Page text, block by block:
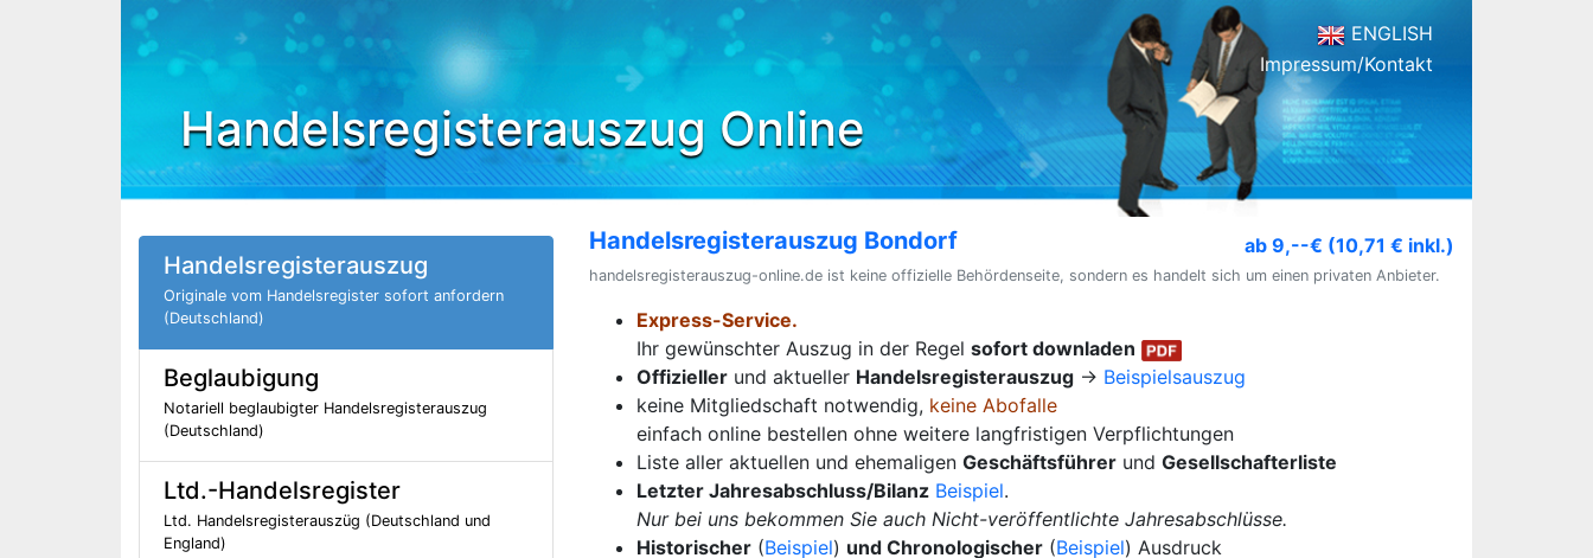
Handelsregisterauszug Online
ENGLISH
Impressum/Kontakt
Handelsregisterauszug
Originale vom Handelsregister sofort anfordern
(Deutschland)
Beglaubigung
Notariell beglaubigter Handelsregisterauszug
(Deutschland)
Ltd.-Handelsregister
Ltd. Handelsregisterauszüg (Deutschland und
England)
Handelsregisterauszug Bondorf ab 9,--€ (10,71 € inkl.)
handelsregisterauszug-online.de ist keine offizielle Behördenseite, sondern es handelt sich um einen privaten Anbieter.
Express-Service.
Ihr gewünschter Auszug in der Regel sofort downladen
Offizieller und aktueller Handelsregisterauszug → Beispielsauszug
keine Mitgliedschaft notwendig, keine Abofalle
einfach online bestellen ohne weitere langfristigen Verpflichtungen
Liste aller aktuellen und ehemaligen Geschäftsführer und Gesellschafterliste
Letzter Jahresabschluss/Bilanz Beispiel.
Nur bei uns bekommen Sie auch Nicht-veröffentlichte Jahresabschlüsse.
Historischer (Beispiel) und Chronologischer (Beispiel) Ausdruck